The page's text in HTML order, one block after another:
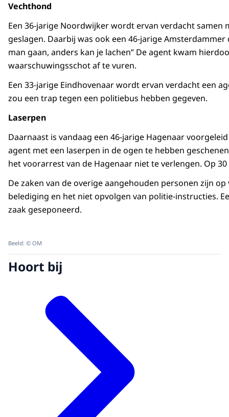
Vechthond
Een 36-jarige Noordwijker wordt ervan verdacht
geslagen. Daarbij was ook een 46-jarige
man gaan, anders kan je lachen” De agent kwam
waarschuwingsschot af te vuren.
Een 33-jarige Eindhovenaar wordt ervan verdacht een
zou een trap tegen een politiebus hebben gegeven.
Laserpen
Daarnaast is vandaag een 46-jarige Hagenaar
agent met een laserpen in de ogen te hebben
het voorarrest van de Hagenaar niet te verlengen. Op
De zaken van de overige aangehouden personen zijn
belediging en het niet opvolgen van politie-instructies.
zaak geseponeerd.
Beeld: © OM
Hoort bij